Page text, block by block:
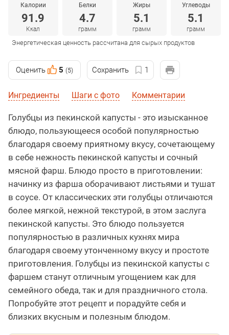
Калории
91.9
Ккал
Белки
4.7
грамм
Жиры
5.1
грамм
Углеводы
5.1
грамм
Энергетическая ценность рассчитана для сырых продуктов
Оценить 5 (5) Сохранить 1
Ингредиенты Шаги с фото Комментарии
Голубцы из пекинской капусты - это изысканное
блюдо, пользующееся особой популярностью
благодаря своему приятному вкусу, сочетающему
в себе нежность пекинской капусты и сочный
мясной фарш. Блюдо просто в приготовлении:
начинку из фарша оборачивают листьями и тушат
в соусе. От классических эти голубцы отличаются
более мягкой, нежной текстурой, в этом заслуга
пекинской капусты. Это блюдо пользуется
популярностью в различных кухнях мира
благодаря своему утонченному вкусу и простоте
приготовления. Голубцы из пекинской капусты с
фаршем станут отличным угощением как для
семейного обеда, так и для праздничного стола.
Попробуйте этот рецепт и порадуйте себя и
близких вкусным и полезным блюдом.